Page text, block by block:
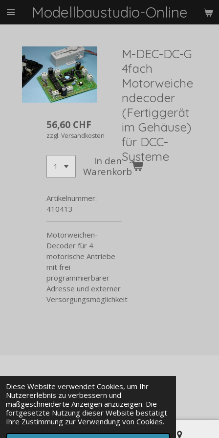
Diese Website verwendet Cookies, um Ihr
Nutzererlebnis zu verbessern und
maßgeschneiderte Anzeigen anzuzeigen. Die
fortgesetzte Nutzung dieser Website bestätigt
Ihre Zustimmung zur Verwendung von Cookies.
Zum
HauptinhaltModellbaustudio-Online
M-DEC-DC-G
4fach
Motorweiche
ndecoder
(Fertiggerät
im Gehäuse)
für DCC-
Systeme
56,60 CHF
zzgl. Versandkosten
In den
Warenkorb
Artikelnummer:
410413
Motorweichen-
Decoder für 4
motorische Antriebe
mit frei
programmierbarer
Adresse und externer
Versorgungsmöglichkeit
© 2023 - 2026 Modellbaustudio-Online
Mit Unterstützung vonWebador